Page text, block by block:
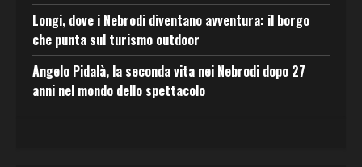
Longi, dove i Nebrodi diventano avventura: il borgo
che punta sul turismo outdoor
Angelo Pidalà, la seconda vita nei Nebrodi dopo 27
anni nel mondo dello spettacolo